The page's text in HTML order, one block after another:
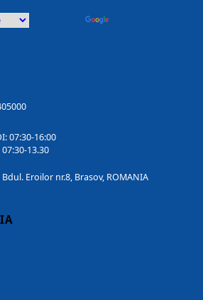
07:30-16:00
07:30-13.30
Eroilor nr.8, Brasov, ROMANIA